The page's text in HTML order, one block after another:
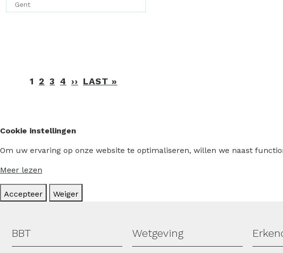
Gent
Paginering
1 2 3 4 ›› VOLGENDE
LAST »
Cookie instellingen
Om uw ervaring op onze website te optimaliseren, willen we naast
Meer lezen
Accepteer Weiger
Hoofdmenu
BBT Wetgeving